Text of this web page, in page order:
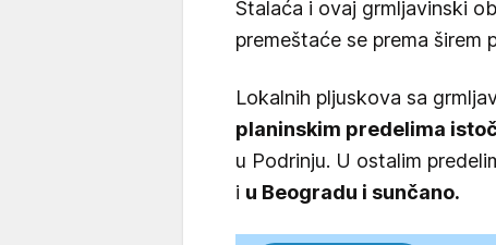
Stalaća i ovaj grmljavinski
premeštaće se prema širem
Lokalnih pljuskova sa
planinskim predelima
u Podrinju. U ostalim
i u Beogradu i sunčano.